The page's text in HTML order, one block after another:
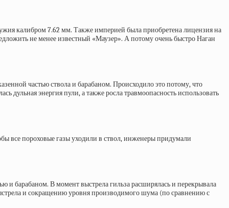
калибром 7.62 мм. Также империей была приобретена лицензия на
не менее известный «Маузер». А потому очень быстро Наган
частью ствола и барабаном. Происходило это потому, что
дульная энергия пули, а также росла травмоопасность использовать
все пороховые газы уходили в ствол, инженеры придумали
и барабаном. В момент выстрела гильза расширялась и перекрывала
и сокращению уровня производимого шума (по сравнению с